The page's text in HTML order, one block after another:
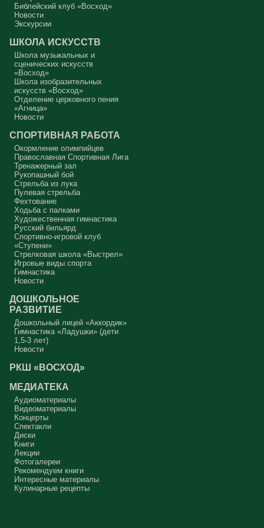
В нас должно быть внимание к тому, что время воздержания – это
дни для приготовления не только к Пасхе, а к Небесному Царству!
Это цель жизни. Я об этом забыл, я туда хочу, но я забыл. И я
сначала увидеть в себе этого урода, а потом начать с ним борьбу.
Аминь.
Протоиерей Андрей Алексеев
Библейский клуб «Восход»
Новости
Экскурсии
ШКОЛА ИСКУССТВ
Школа музыкальных и
сценических искусств
«Восход»
Школа изобразительных
искусств «Восход»
Отделение церковного пения
«Агница»
Новости
СПОРТИВНАЯ РАБОТА
Окормление олимпийцев
Православная Спортивная Лига
Тренажерный зал
Рукопашный бой
Стрельба из лука
Пулевая стрельба
Фехтование
Ходьба с палками
Художественная гимнастика
Русский бильярд
Спортивно-игровой клуб
«Ступени»
Стрелковая школа «Выстрел»
Игровые виды спорта
Гимнастика
Новости
ДОШКОЛЬНОЕ
РАЗВИТИЕ
Дошкольный лицей «Аккордик»
Гимнастика «Ладушки» (дети
1,5-3 лет)
Новости
РКШ «ВОСХОД»
МЕДИАТЕКА
Аудиоматериалы
Видеоматериалы
Концерты
Спектакли
Диски
Книги
Лекции
Фотогалереи
Рекомендуем книги
Интересные материалы
Кулинарные рецепты